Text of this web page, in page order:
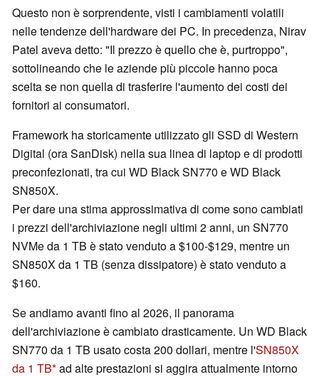
Questo non è sorprendente, visti i cambiamenti volatili
nelle tendenze dell'hardware dei PC. In precedenza, Nirav
Patel aveva detto: "Il prezzo è quello che è, purtroppo",
sottolineando che le aziende più piccole hanno poca
scelta se non quella di trasferire l'aumento dei costi dei
fornitori ai consumatori.
Framework ha storicamente utilizzato gli SSD di Western
Digital (ora SanDisk) nella sua linea di laptop e di prodotti
preconfezionati, tra cui WD Black SN770 e WD Black
SN850X.
Per dare una stima approssimativa di come sono cambiati
i prezzi dell'archiviazione negli ultimi 2 anni, un SN770
NVMe da 1 TB è stato venduto a $100-$129, mentre un
SN850X da 1 TB (senza dissipatore) è stato venduto a
$160.
Se andiamo avanti fino al 2026, il panorama
dell'archiviazione è cambiato drasticamente. Un WD Black
SN770 da 1 TB usato costa 200 dollari, mentre l'SN850X
da 1 TB ad alte prestazioni si aggira attualmente intorno